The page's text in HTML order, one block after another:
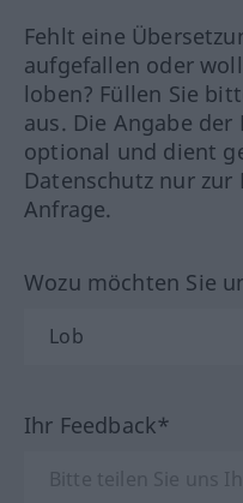
Fehlt eine
aufgefallen oder
loben? Füllen Sie
aus. Die Angabe der
optional und dient
Datenschutz nur
Anfrage.
Wozu möchten Sie
Ihr Feedback*